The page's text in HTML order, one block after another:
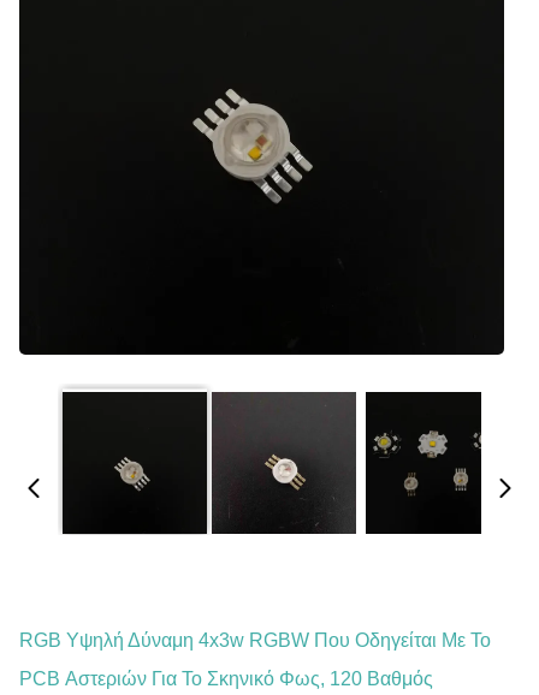
RGB Υψηλή Δύναμη 4x3w RGBW Που Οδηγείται Με Το
PCB Αστεριών Για Το Σκηνικό Φως, 120 Βαθμός